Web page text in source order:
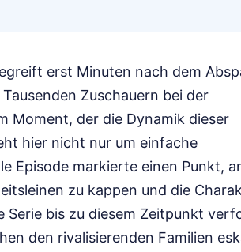
erst Minuten nach dem
Zuschauern bei der
hier nicht nur um einfache
Episode markierte einen Punkt,
zu kappen und die
Serie bis zu diesem Zeitpunkt
den rivalisierenden Familien